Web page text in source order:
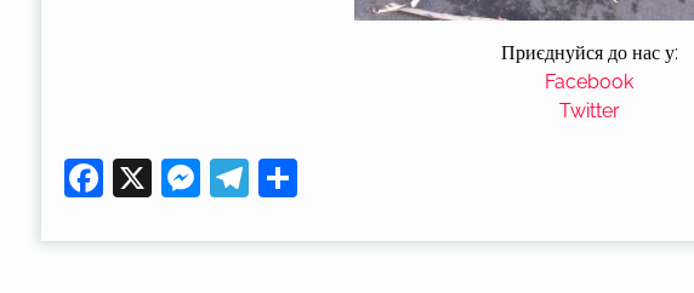
Facebook
X Messenger
Telegram
Поділитися
Приєднуйся до нас у:
Facebook
Twitter